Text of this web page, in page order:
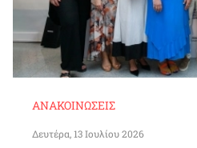
ΑΝΑΚΟΙΝΏΣΕΙΣ
Δευτέρα, 13 Ιουλίου 2026